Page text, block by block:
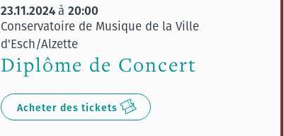
23.11.2024à 20:00
Conservatoire de Musique de la Ville
d'Esch/Alzette
Diplôme de Concert
Acheter des tickets